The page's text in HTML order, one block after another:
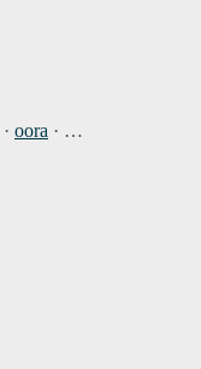
· oora · …